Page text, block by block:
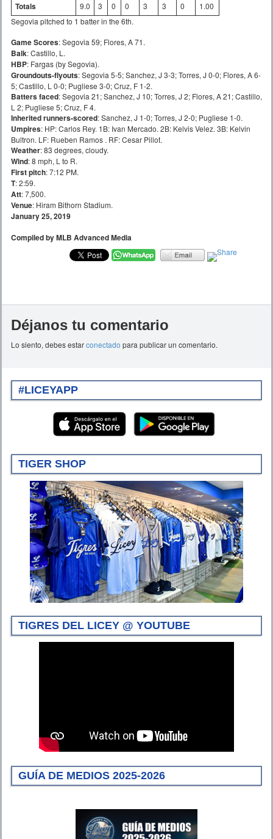
Totals 9.0 3 0 0 3 3 0
1.00
Segovia pitched to 1 batter in the 6th.
Game Scores: Segovia 59; Flores, A 71.
Balk: Castillo, L.
HBP: Fargas (by Segovia).
Groundouts-flyouts: Segovia 5-5; Sanchez, J 3-3; Torres, J 0-0; Flores, A 6-
5; Castillo, L 0-0; Pugliese 3-0; Cruz, F 1-2.
Batters faced: Segovia 21; Sanchez, J 10; Torres, J 2; Flores, A 21; Castillo,
L 2; Pugliese 5; Cruz, F 4.
Inherited runners-scored: Sanchez, J 1-0; Torres, J 2-0; Pugliese 1-0.
Umpires: HP: Carlos Rey. 1B: Ivan Mercado. 2B: Kelvis Velez. 3B: Kelvin
Bultron. LF: Rueben Ramos . RF: Cesar Pillot.
Weather: 83 degrees, cloudy.
Wind: 8 mph, L to R.
First pitch: 7:12 PM.
T: 2:59.
Att: 7,500.
Venue: Hiram Bithorn Stadium.
January 25, 2019
Compiled by MLB Advanced Media
Déjanos tu comentario
Lo siento, debes estarconectado para publicar un comentario.
#LICEYAPP
TIGER SHOP
TIGRES DEL LICEY @ YOUTUBE
GUÍA DE MEDIOS 2025-2026